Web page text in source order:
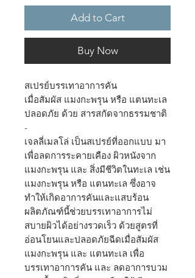
Add to Cart
Buy Now
สเปรย์บรรเทาอาการคัน
เมื่อสัมผัส แมงกะพรุน หรือ แตนทะเล
ปลอดภัย ด้วย สารสกัดจากธรรมชาติ
-
เจลลี่เมลโล่ เป็นสเปรย์ที่ออกแบบ มา
เพื่อลดการระคายเคือง ผิวหนังจาก
แมงกะพรุน และ สิ่งมีชีวิตในทะเล เช่น
แมงกะพรุน หรือ แตนทะเล ซึ่งอาจ
ทำให้เกิดอาการคันและแสบร้อน
ผลิตภัณฑ์นี้ช่วยบรรเทาอาการไม่
สบายผิวได้อย่างรวดเร็ว ด้วยสูตรที่
อ่อนโยนและปลอดภัยฉีดเมื่อสัมผัส
แมงกะพรุน และ แตนทะเล เพื่อ
บรรเทาอาการคัน และ ลดอาการบวม